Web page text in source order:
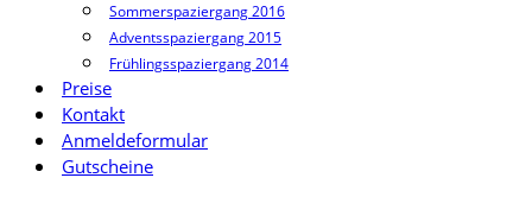
Sommerspaziergang 2016
Adventsspaziergang 2015
Frühlingsspaziergang 2014
Preise
Kontakt
Anmeldeformular
Gutscheine